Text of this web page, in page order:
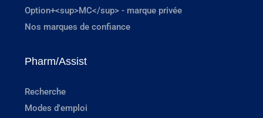
Option+<sup>MC</sup> - marque privée
Nos marques de confiance
Pharm/Assist
Recherche
Modes d'emploi